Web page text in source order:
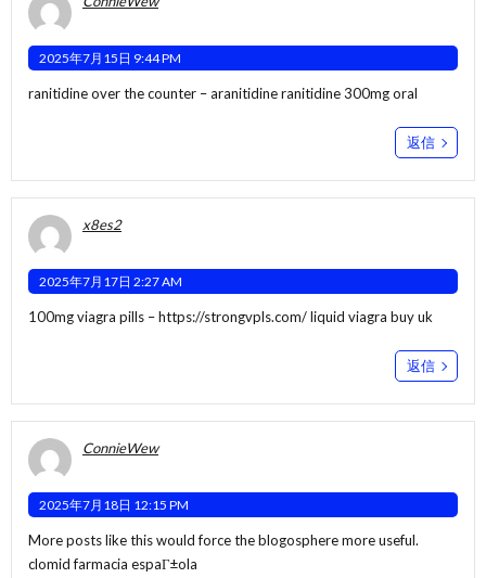
2025年7月15日 9:44 PM
ranitidine over the counter –aranitidineranitidine 300mg oral
返信
x8es2
2025年7月17日 2:27 AM
100mg viagra pills –https://strongvpls.com/liquid viagra buy uk
返信
ConnieWew
2025年7月18日 12:15 PM
More posts like this would force the blogosphere more useful.
clomid farmacia espaГ±ola